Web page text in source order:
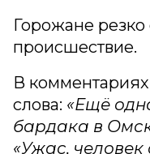
Горожане резко
происшествие.
В комментариях
слова: «Ещё
бардака в
«Ужас,